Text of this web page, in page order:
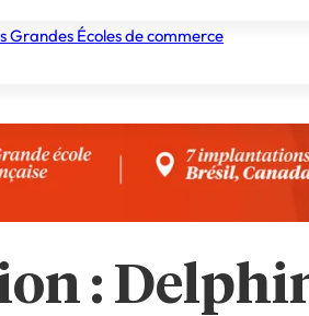
Grandes Écoles de commerce
: